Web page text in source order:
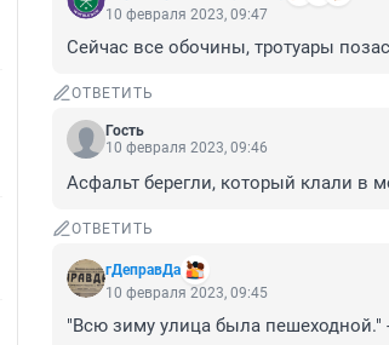
10 февраля 2023, 09:47
Сейчас все обочины, тротуары
ОТВЕТИТЬ
Гость
10 февраля 2023, 09:46
Асфальт берегли, который клали в
ОТВЕТИТЬ
гДеправДа
10 февраля 2023, 09:45
"Всю зиму улица была пешеходной."